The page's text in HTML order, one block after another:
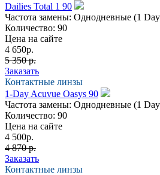
Dailies Total 1 90
Частота замены: Однодневные (1
Количество: 90
Цена на сайте
4 650р.
5 350 р.
Заказать
Контактные линзы
1-Day Acuvue Oasys 90
Частота замены: Однодневные (1
Количество: 90
Цена на сайте
4 500р.
4 870 р.
Заказать
Контактные линзы